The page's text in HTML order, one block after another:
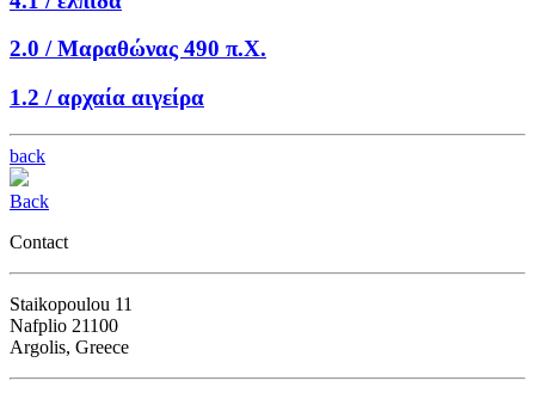
2.0 /Μαραθώνας 490 π.Χ.
1.2 /αρχαία αιγείρα
back
Back
Contact
Staikopoulou 11
Nafplio 21100
Argolis, Greece